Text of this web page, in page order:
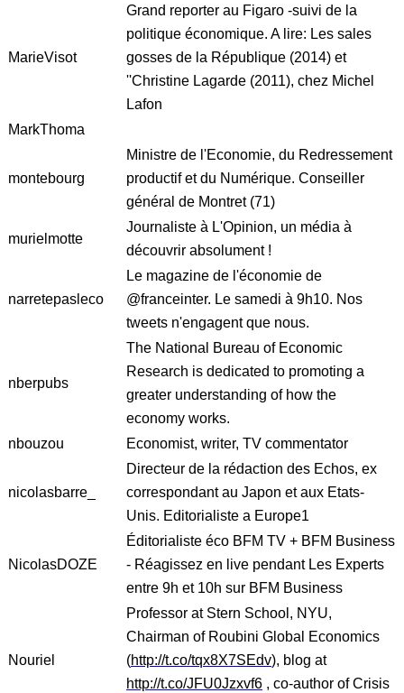
MarieVisot
Grand reporter au Figaro -suivi de la
politique économique. A lire: Les sales
gosses de la République (2014) et
''Christine Lagarde (2011), chez Michel
Lafon
MarkThoma
montebourg
Ministre de l'Economie, du Redressement
productif et du Numérique. Conseiller
général de Montret (71)
murielmotte
Journaliste à L'Opinion, un média à
découvrir absolument !
narretepasleco
Le magazine de l'économie de
@franceinter. Le samedi à 9h10. Nos
tweets n'engagent que nous.
nberpubs
The National Bureau of Economic
Research is dedicated to promoting a
greater understanding of how the
economy works.
nbouzou
Economist, writer, TV commentator
nicolasbarre_
Directeur de la rédaction des Echos, ex
correspondant au Japon et aux Etats-
Unis. Editorialiste a Europe1
NicolasDOZE
Éditorialiste éco BFM TV + BFM Business
- Réagissez en live pendant Les Experts
entre 9h et 10h sur BFM Business
Nouriel
Professor at Stern School, NYU,
Chairman of Roubini Global Economics
(http://t.co/tqx8X7SEdv), blog at
http://t.co/JFU0Jzxvf6 , co-author of Crisis